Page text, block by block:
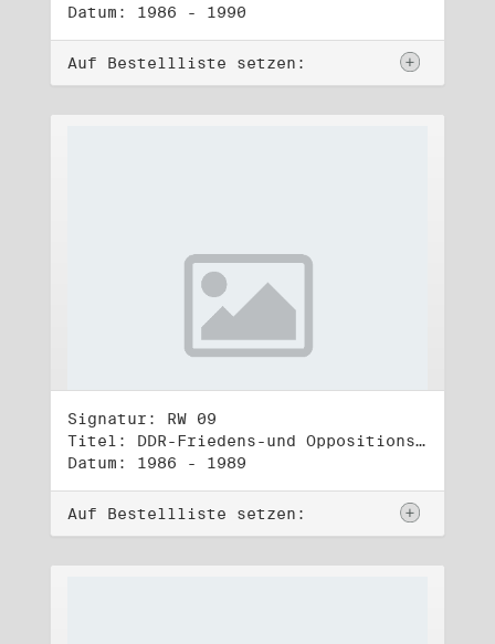
Datum: 1986 - 1990
Auf Bestellliste setzen:
Signatur: RW 09
Titel: DDR-Friedens-und Oppositionsbewegung (2)
Datum: 1986 - 1989
Auf Bestellliste setzen: